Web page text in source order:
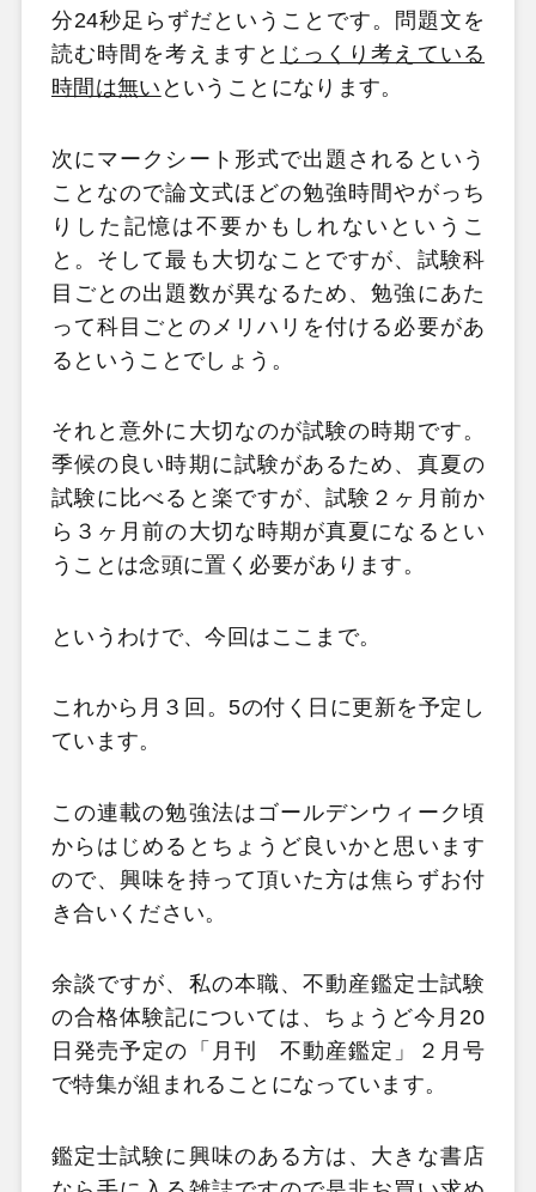
分24秒足らずだということです。問題文を
読む時間を考えますと じっくり考えている
時間は無い ということになります。
次にマークシート形式で出題されるという
ことなので論文式ほどの勉強時間やがっち
りした記憶は不要かもしれないというこ
と。そして最も大切なことですが、試験科
目ごとの出題数が異なるため、勉強にあた
って科目ごとのメリハリを付ける必要があ
るということでしょう。
それと意外に大切なのが試験の時期です。
季候の良い時期に試験があるため、真夏の
試験に比べると楽ですが、試験２ヶ月前か
ら３ヶ月前の大切な時期が真夏になるとい
うことは念頭に置く必要があります。
というわけで、今回はここまで。
これから月３回。5の付く日に更新を予定し
ています。
この連載の勉強法はゴールデンウィーク頃
からはじめるとちょうど良いかと思います
ので、興味を持って頂いた方は焦らずお付
き合いください。
余談ですが、私の本職、不動産鑑定士試験
の合格体験記については、ちょうど今月20
日発売予定の「月刊 不動産鑑定」２月号
で特集が組まれることになっています。
鑑定士試験に興味のある方は、大きな書店